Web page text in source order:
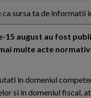
ca sursa ta de informatii
15 august au fost
multe acte
in domeniul
si in domeniul fiscal,